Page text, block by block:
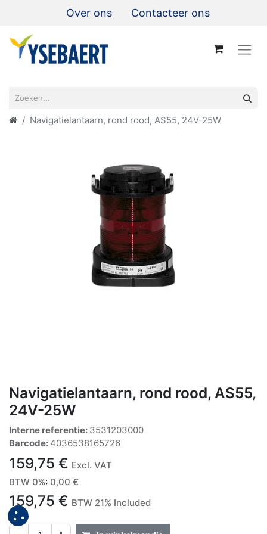
Over ons Contacteer ons
Navigatielantaarn, rond rood, AS55, 24V-25W
Navigatielantaarn, rond rood, AS55,
24V-25W
Interne referentie: 3531203000
Barcode: 4036538165726
159,75 € Excl. VAT
BTW 0%: 0,00 €
159,75 € BTW 21% Included